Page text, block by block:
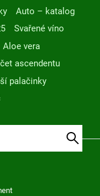
Auto – katalog
Svařené víno
Aloe vera
ascendentu
palačinky